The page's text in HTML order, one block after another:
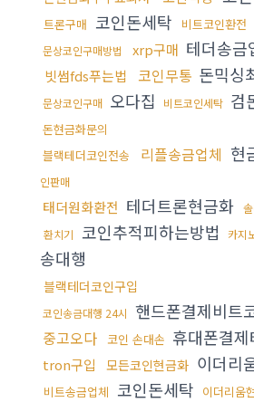
트론구매 코인돈세탁 비트코인환전
문상코인구매방법 xrp구매 테더송금
빗썸fds푸는법 코인무통 돈믹싱
문상코인구매 오다집 비트코인세탁 검
돈현금화문의
블랙테더코인전송
리플송금업체 현
인판매
태더원화환전 테더트론현금화
환치기 코인추적피하는방법 카지
송대행
블랙테더코인구입
코인송금대행 24시 핸드폰결제비트
중고오다 코인 손대손 휴대폰결
tron구입 모든코인현금화 이더리
비트송금업체 코인돈세탁 이더리움